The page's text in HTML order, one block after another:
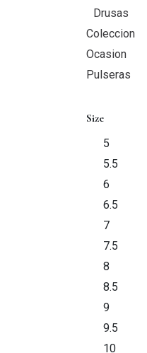
Drusas
Coleccion
Ocasion
Pulseras
Size
5
5.5
6
6.5
7
7.5
8
8.5
9
9.5
10